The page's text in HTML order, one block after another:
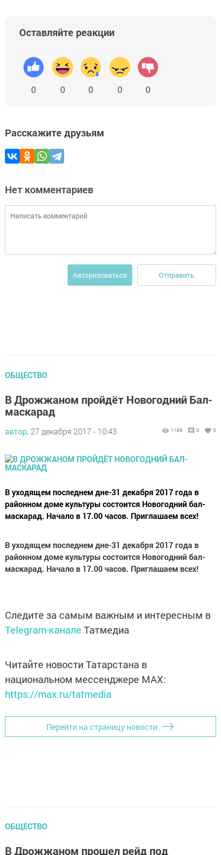
Оставляйте реакции
0 0 0 0 0
Расскажите друзьям
Нет комментариев
Авторизоваться Отправить
ОБЩЕСТВО
В Дрожжаном пройдёт Новогодний Бал-
маскарад
автор, 27 декабря 2017 - 10:43 1189 0 0
В уходящем последнем дне-31 декабря 2017 года в
районном доме культуры состоится Новогодний бал-
маскарад. Начало в 17.00 часов. Приглашаем всех!
В уходящем последнем дне-31 декабря 2017 года в
районном доме культуры состоится Новогодний бал-
маскарад. Начало в 17.00 часов. Приглашаем всех!
Следите за самым важным и интересным в
Telegram-канале Татмедиа
Читайте новости Татарстана в
национальном мессенджере MАХ:
https://max.ru/tatmedia
Перейти на страницу новости
ОБЩЕСТВО
В Дрожжаном прошел рейд под